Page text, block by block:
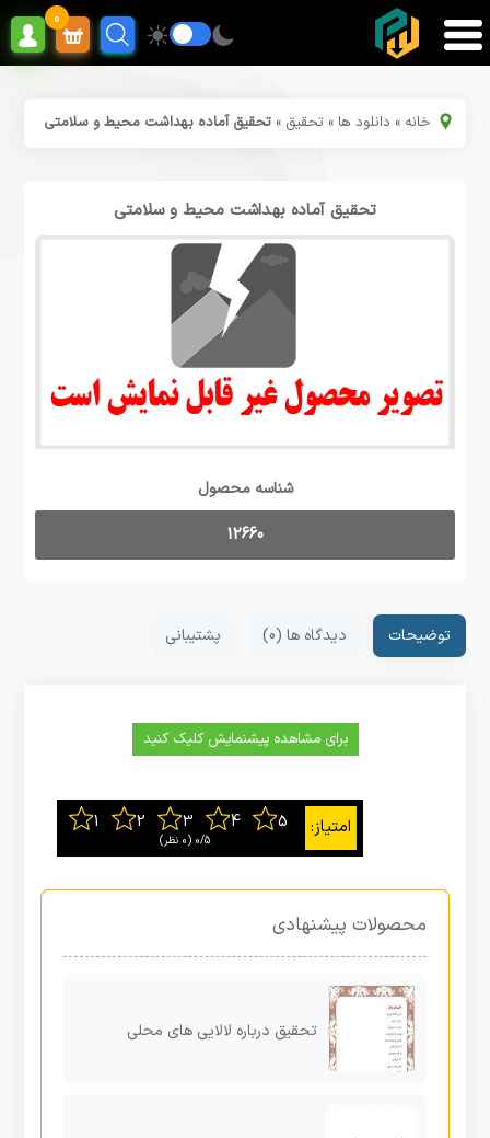
0
خانه » دانلود ها » تحقیق »تحقیق آماده بهداشت محیط و سلامتی
تحقیق آماده بهداشت محیط و سلامتی
شناسه محصول
12660
توضیحات دیدگاه ها (0) پشتیبانی
برای مشاهده پیشنمایش کلیک کنید
0/5 ‫(0 نظر)
محصولات پیشنهادی
تحقیق درباره لالایی های محلی